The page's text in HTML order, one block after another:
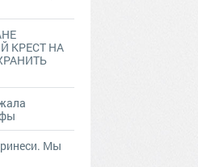
КРЕСТ НА
Мы